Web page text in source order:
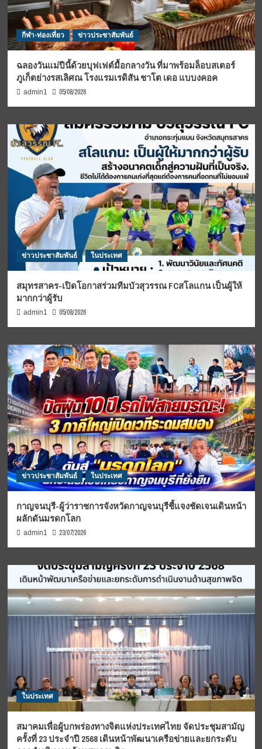
กีฬา-ท่องเที่ยว ข่าวประชาสัมพันธ์
ฉลองวันแม่ปีนี้ด้วยบุฟเฟต์มื้อกลางวัน ที่มาพร้อมล็อบสเตอร์
ภูเก็ตย่างรสเลิศณ โรงแรมเรดิสัน ชาโต เดอ แบบงคอค
admin1 05/08/2026
ข่าวประชาสัมพันธ์ ในประเทศ
สมุทรสาคร-เปิดโอกาสร่วมทีมบัวสุวรรณ FCสโลแกน เป็นผู้ให้
มากกว่าผู้รับ
admin1 05/08/2026
ข่าวประชาสัมพันธ์ ในประเทศ
กาญจนบุรี-ผู้ว่าราชการจังหวัดกาญจนบุรีชี้แจงชัดเจนเดินหน้า
ผลักดันมรดกโลก
admin1 23/07/2026
ในประเทศ
สมาคมเพื่อผู้บกพร่องทางจิตแห่งประเทศไทย จัดประชุมสามัญ
ครั้งที่ 23 ประจำปี 2568 เดินหน้าพัฒนาเครือข่ายและยกระดับ